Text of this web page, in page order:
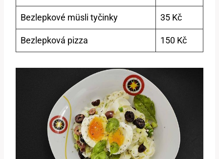
Bezlepkové müsli tyčinky 35 Kč
Bezlepková pizza 150 Kč